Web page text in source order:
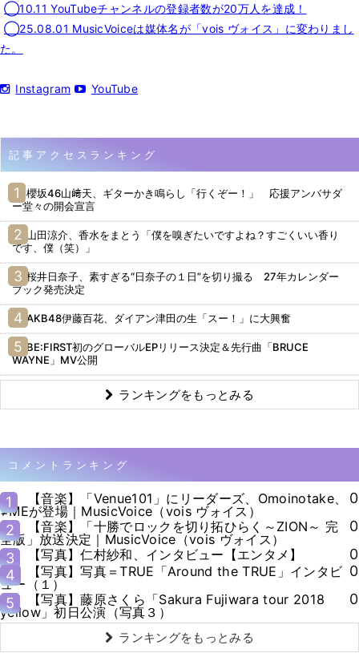
◯10.11 YouTubeチャンネルの登録者数が20万人を達成！
◯25.08.01 MusicVoiceは媒体名が「vois ヴォイス」に変わりまし
た。
Instagram YouTube
記事アクセスランキング
櫻坂46山﨑天、ギターかき鳴らし「行くぞー！」 応援アンバサダ
ー堂々の開会宣言
山田涼介、香水をまとう「僕を嗅ぎたいですよね？すごくいい香り
です、僕（笑）」
桜井日奈子、素すぎる“日奈子の１日”を切り撮る 27年カレンダー
ブック発売決定
AKB48伊藤百花、ダイアン津田の生「スー！」に大興奮
BE:FIRST初のグローバルEPリリース決定＆先行曲「BRUCE
WAYNE」MV公開
ランキングをもっとみる
コメントランキング
1
【音楽】「Venue101」にリーダーズ、Omoinotake、
≠MEが登場｜MusicVoice（vois ヴォイス）
0
2
【音楽】「十勝でロックを切り拓ひらく～ZION～ 完
全版」放送決定｜MusicVoice（vois ヴォイス）
0
3
【写真】仁村紗和、インタビュー【エンタメ】
0
4
【写真】写真＝TRUE「Around the TRUE」インタビ
ュー（１）
0
5
【写真】藤原さくら「Sakura Fujiwara tour 2018
yellow」初日公演（写真３）
0
ランキングをもっとみる